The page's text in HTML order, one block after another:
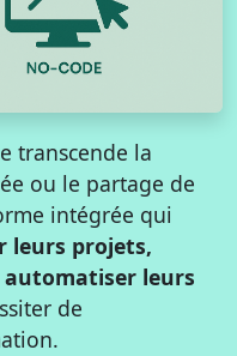
transcende la
ou le partage de
intégrée qui
leurs projets,
leurs
de